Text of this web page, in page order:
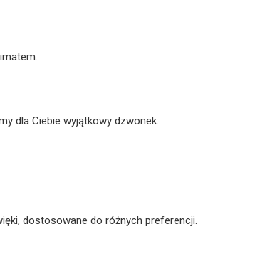
dla Ciebie wyjątkowy dzwonek.
dostosowane do różnych preferencji.